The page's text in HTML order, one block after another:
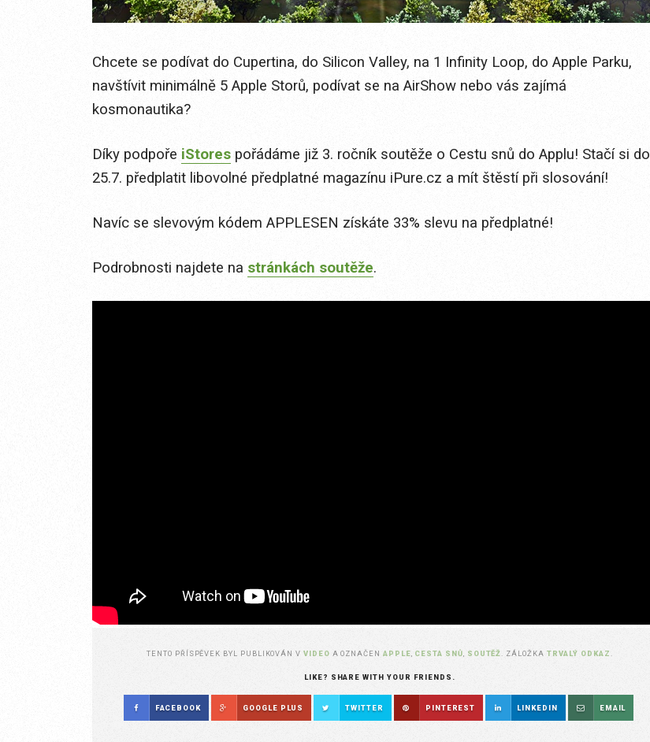
Chcete se podívat do Cupertina, do Silicon Valley, na 1 Infinity Loop, do Apple Parku,
navštívit minimálně 5 Apple Storů, podívat se na AirShow nebo vás zajímá
kosmonautika?
Díky podpoře iStores pořádáme již 3. ročník soutěže o Cestu snů do Applu! Stačí si do
25.7. předplatit libovolné předplatné magazínu iPure.cz a mít štěstí při slosování!
Navíc se slevovým kódem APPLESEN získáte 33% slevu na předplatné!
Podrobnosti najdete na stránkách soutěže.
TENTO PŘÍSPĚVEK BYL PUBLIKOVÁN V VIDEO A OZNAČEN APPLE, CESTA SNŮ, SOUTĚŽ. ZÁLOŽKA TRVALÝ ODKAZ.
LIKE? SHARE WITH YOUR FRIENDS.
FACEBOOK GOOGLE PLUS TWITTER PINTEREST LINKEDIN EMAIL